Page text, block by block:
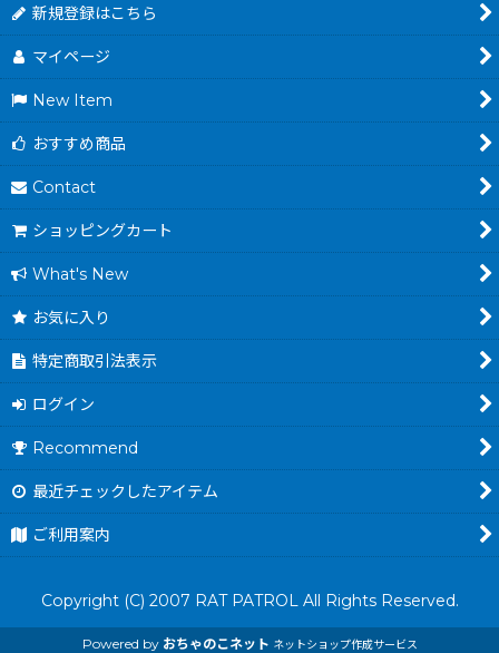
新規登録はこちら
マイページ
New Item
おすすめ商品
Contact
ショッピングカート
What's New
お気に入り
特定商取引法表示
ログイン
Recommend
最近チェックしたアイテム
ご利用案内
Copyright (C) 2007 RAT PATROL All Rights Reserved.
Powered by おちゃのこネット ネットショップ作成サービス